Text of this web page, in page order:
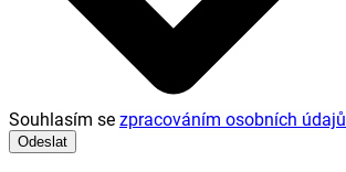
Souhlasím se zpracováním osobních údajů
Odeslat